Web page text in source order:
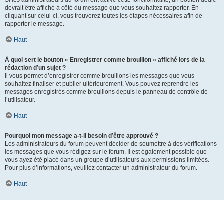
devrait être affiché à côté du message que vous souhaitez rapporter. En
cliquant sur celui-ci, vous trouverez toutes les étapes nécessaires afin de
rapporter le message.
Haut
À quoi sert le bouton « Enregistrer comme brouillon » affiché lors de la
rédaction d’un sujet ?
Il vous permet d’enregistrer comme brouillons les messages que vous
souhaitez finaliser et publier ultérieurement. Vous pouvez reprendre les
messages enregistrés comme brouillons depuis le panneau de contrôle de
l’utilisateur.
Haut
Pourquoi mon message a-t-il besoin d’être approuvé ?
Les administrateurs du forum peuvent décider de soumettre à des vérifications
les messages que vous rédigez sur le forum. Il est également possible que
vous ayez été placé dans un groupe d’utilisateurs aux permissions limitées.
Pour plus d’informations, veuillez contacter un administrateur du forum.
Haut